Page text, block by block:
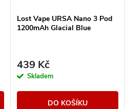
Lost Vape URSA Nano 3 Pod
1200mAh Glacial Blue
439 Kč
Skladem
DO KOŠÍKU